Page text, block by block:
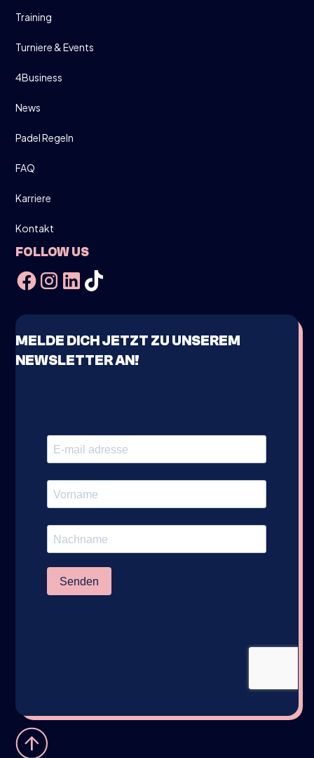
Training
Turniere & Events
4Business
News
Padel Regeln
FAQ
Karriere
Kontakt
FOLLOW US
MELDE DICH JETZT ZU UNSEREM
NEWSLETTER AN!